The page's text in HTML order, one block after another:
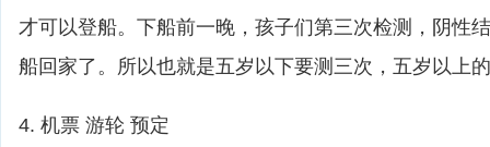
才可以登船。下船前一晚，孩子们第三次检测，阴性
船回家了。所以也就是五岁以下要测三次，五岁以上
4. 机票 游轮 预定